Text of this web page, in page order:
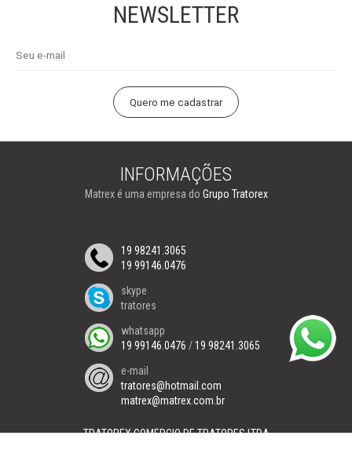
NEWSLETTER
INFORMAÇÕES
Matrex é uma empresa do Grupo Tratorex
19 98241.3065
19 99146.0476
skype
tratores
whatsapp
19 99146.0476 /19 98241.3065
e-mail
tratores@hotmail.com
matrex@matrex.com.br
TRATOREX COMERCIO DE TRATORES LTDA